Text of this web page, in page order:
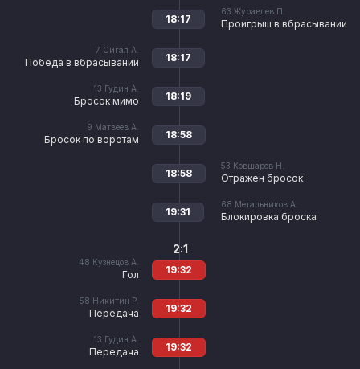
63 Журавлев П.
Проигрыш в вбрасывании
18:17
7 Сигал А.
Победа в вбрасывании 18:17
13 Гудин А.
Бросок мимо 18:19
9 Матвеев А.
Бросок по воротам 18:58
53 Ковшаров Н.
Отражен бросок
18:58
68 Метальников А.
Блокировка броска
19:31
48 Кузнецов А.
Гол
2:1
19:32
58 Никитин Р.
Передача 19:32
13 Гудин А.
Передача 19:32